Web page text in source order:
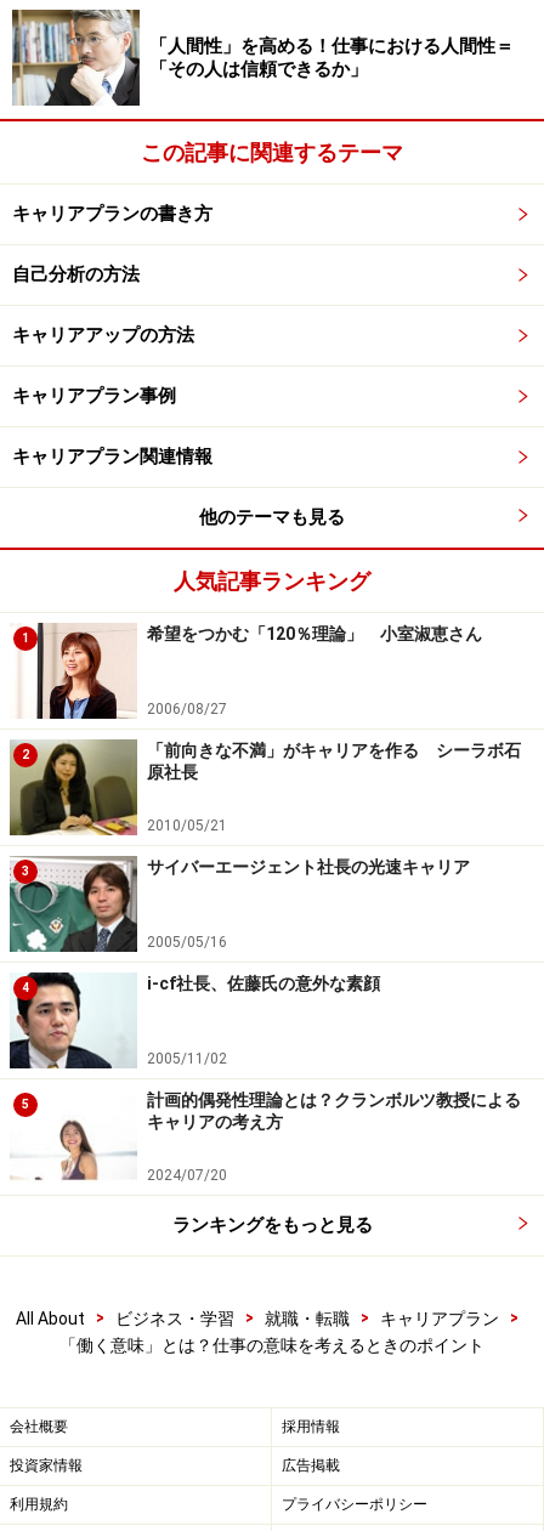
→自ら会社を興す、個人でビジネスを行う方によく見ら
れますが、成し遂げたい目標や実現させたい夢など、大
きなテーマに向かって仕事に取り組む人もいます。
このように、「働く意味」はその人の価値観によって異
なります。「自分の価値観に基づいて仕事ができてい
る」状態が、その人にとっての「働く意味」につながり
ます。
働く意味を考えるとき、「自分は何をする
と幸せなのか」を考える
「ノルマがきつい」
「上司と合わない」
「会社の方針に納得できない」……。
こういった働く上での悩みは、多くの人が抱くもので
こんな辛い思いをしてなぜ働いているのだろう？ そんな
風に「働く意味」に迷った時は、「自分は何をすると幸
せなのか」と考えてみてください。
「自分の得意なことを伸ばしたい」と考える人が、得意
ではないと思っていることを続けても幸せではないでし
ょう。
「成果に応じて報酬がもらえる働き方をしたい」と考え
る人が、収入の波がない安定した仕事に就いても幸せで
はないでしょう。
日々の出来事に感情を揺り動かされることもあるでしょ
うが、一時の思いに振り回されず、「自分は今、幸せな
働き方をしているのか？」と問いかけてください。
働く意味として、「社会に貢献する」を仕
近年、「社会に貢献したい」という理由で仕事を選ぶ若
“CSV”という言葉を聞いたことはありますか？
アメリカの著名な経営学者であるハーバードビジネスス
「人間性」を高める！仕事における人間性＝
「その人は信頼できるか」
この記事に関連するテーマ
キャリアプランの書き方
自己分析の方法
キャリアアップの方法
キャリアプラン事例
キャリアプラン関連情報
他のテーマも見る
人気記事ランキング
1 希望をつかむ「120％理論」 小室淑恵さん
2006/08/27
2
「前向きな不満」がキャリアを作る シーラボ石
原社長
2010/05/21
3 サイバーエージェント社長の光速キャリア
2005/05/16
4 i-cf社長、佐藤氏の意外な素顔
2005/11/02
5
計画的偶発性理論とは？クランボルツ教授による
キャリアの考え方
2024/07/20
ランキングをもっと見る
All About > ビジネス・学習 > 就職・転職 > キャリアプラン
>
「働く意味」とは？仕事の意味を考えるときのポイント
会社概要 採用情報
投資家情報 広告掲載
利用規約 プライバシーポリシー